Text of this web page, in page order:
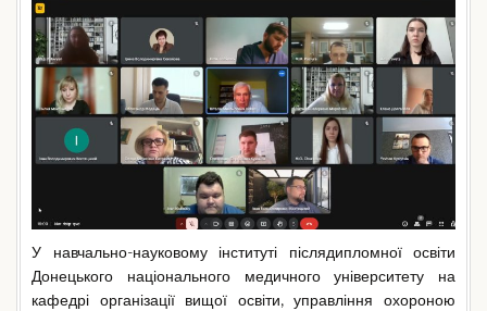
У навчально-науковому інституті післядипломної освіти
Донецького національного медичного університету на
кафедрі організації вищої освіти, управління охороною